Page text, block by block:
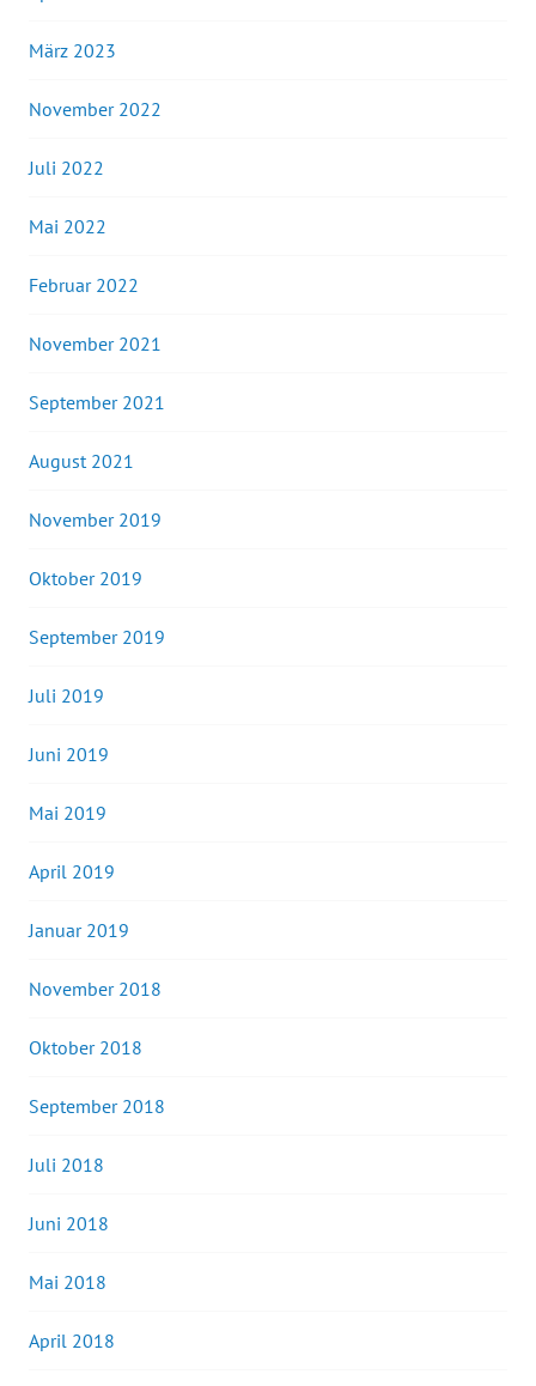
März 2023
November 2022
Juli 2022
Mai 2022
Februar 2022
November 2021
September 2021
August 2021
November 2019
Oktober 2019
September 2019
Juli 2019
Juni 2019
Mai 2019
April 2019
Januar 2019
November 2018
Oktober 2018
September 2018
Juli 2018
Juni 2018
Mai 2018
April 2018